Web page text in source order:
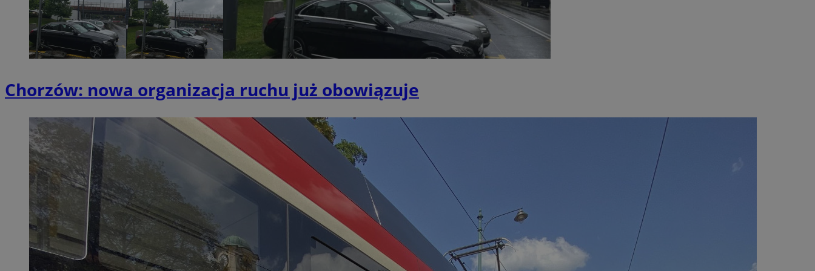
Chorzów: nowa organizacja ruchu już obowiązuje
QeSessID mojchorzow.pl 1 rok
Ten plik cookie przechowuje identyfikator sesji.
MvSessID
mojchorzow.pl 1 rok
Ten plik cookie przechowuje identyfikator sesji.
SessID
Ten plik cookie przechowuje identyfikator sesji.
.temu.com
sekundy
VISITOR_PRIVACY_METADATA
.youtube.com
5 miesięcy 4
Rejestruje wybory dotyczące polityki prywatności
i ustawień zgody, zapewniając ich przestrzeganie
w kolejnych wizytach. Dzięki temu użytkownik nie
musi ponownie konfigurować swoich preferencji,
co zwiększa wygodę i zgodność z regulacjami
ochrony danych.
INGRESSCOOKIE
NGINX Inc.
bh.contextweb.com
Rejestruje, który klaster serwerów obsługuje
gościa. Jest to używane w kontekście
równoważenia obciążenia w celu optymalizacji
doświadczenia użytkownika.
Google Privacy Policy